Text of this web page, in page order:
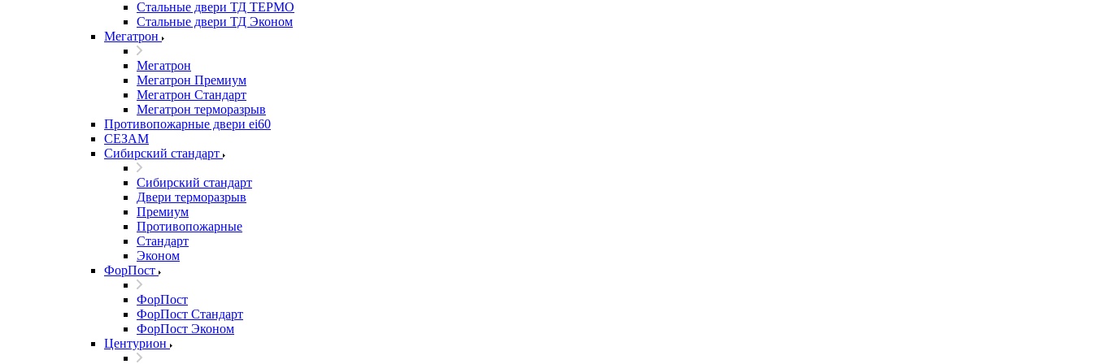
Стальные двери ТД ТЕРМО
Стальные двери ТД Эконом
Мегатрон
Мегатрон
Мегатрон Премиум
Мегатрон Стандарт
Мегатрон терморазрыв
Противопожарные двери ei60
СЕЗАМ
Сибирский стандарт
Сибирский стандарт
Двери терморазрыв
Премиум
Противопожарные
Стандарт
Эконом
ФорПост
ФорПост
ФорПост Стандарт
ФорПост Эконом
Центурион